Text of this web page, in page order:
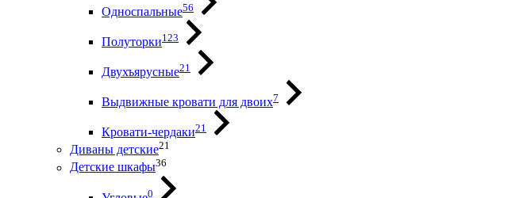
Односпальные56
Полуторки123
Двухъярусные21
Выдвижные кровати для двоих7
Кровати-чердаки21
Диваны детские21
Детские шкафы36
0